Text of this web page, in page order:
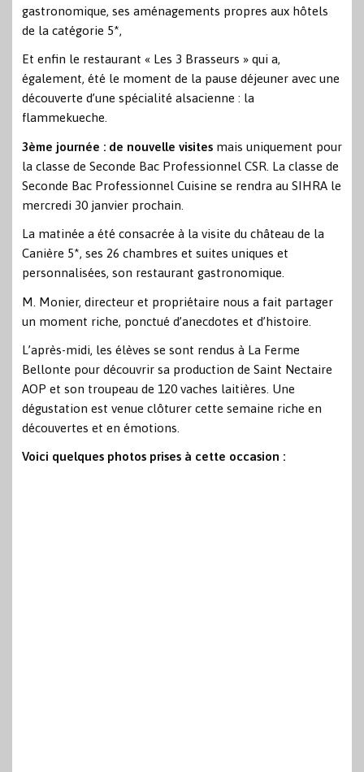
gastronomique, ses aménagements propres aux hôtels
de la catégorie 5*,
Et enfin le restaurant « Les 3 Brasseurs » qui a,
également, été le moment de la pause déjeuner avec une
découverte d’une spécialité alsacienne : la
flammekueche.
3ème journée : de nouvelle visitesmais uniquement pour
la classe de Seconde Bac Professionnel CSR. La classe de
Seconde Bac Professionnel Cuisine se rendra au SIHRA le
mercredi 30 janvier prochain.
La matinée a été consacrée à la visite du château de la
Canière 5*, ses 26 chambres et suites uniques et
personnalisées, son restaurant gastronomique.
M. Monier, directeur et propriétaire nous a fait partager
un moment riche, ponctué d’anecdotes et d’histoire.
L’après-midi, les élèves se sont rendus à La Ferme
Bellonte pour découvrir sa production de Saint Nectaire
AOP et son troupeau de 120 vaches laitières. Une
dégustation est venue clôturer cette semaine riche en
découvertes et en émotions.
Voici quelques photos prises à cette occasion :